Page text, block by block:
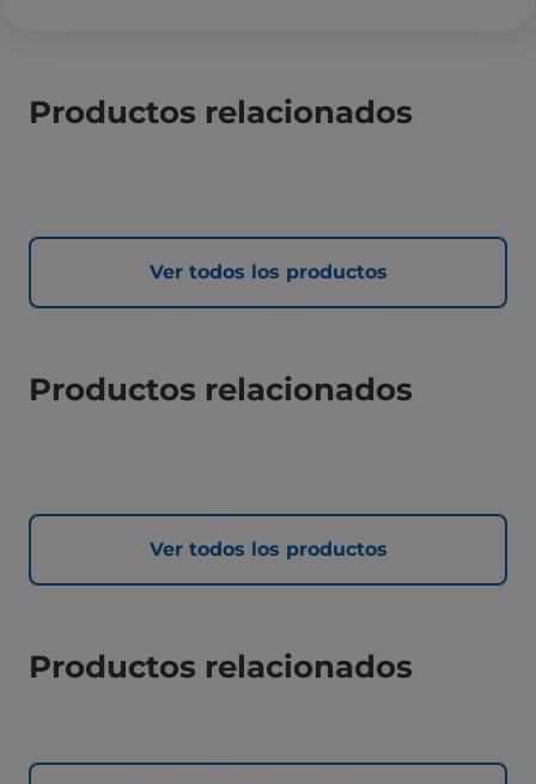
Productos relacionados
Ver todos los productos
Productos relacionados
Ver todos los productos
Productos relacionados